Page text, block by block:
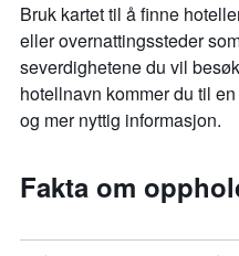
Bruk kartet til å finne
eller overnattingssteder
severdighetene du vil
hotellnavn kommer du til
og mer nyttig informasjon.
Fakta om